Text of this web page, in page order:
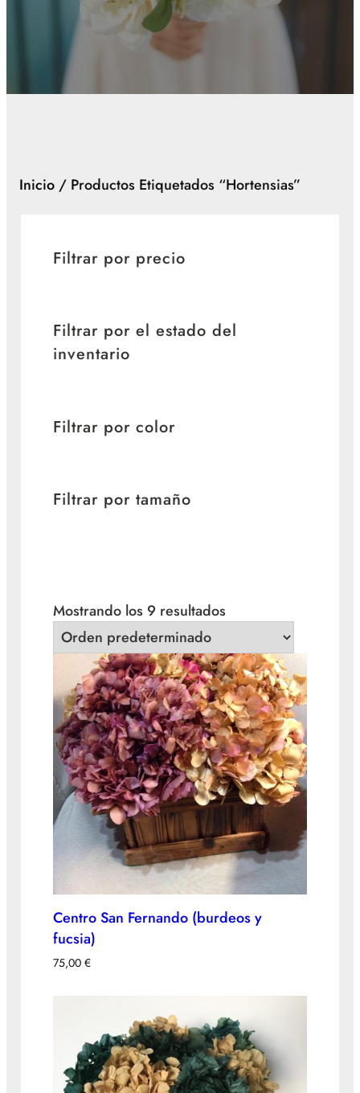
Inicio / Productos Etiquetados “hortensias”
Filtrar por precio
Filtrar por el estado del
inventario
Filtrar por color
Filtrar por tamaño
Mostrando los 9 resultados
Centro San Fernando (burdeos y
fucsia)
75,00 €